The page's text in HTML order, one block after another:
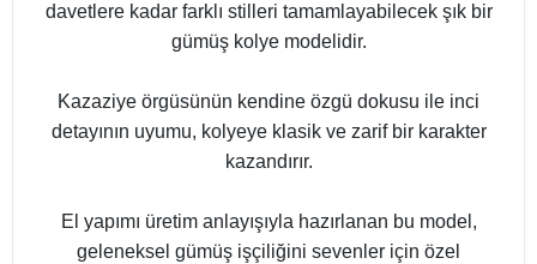
davetlere kadar farklı stilleri tamamlayabilecek şık bir
gümüş kolye modelidir.
Kazaziye örgüsünün kendine özgü dokusu ile inci
detayının uyumu, kolyeye klasik ve zarif bir karakter
kazandırır.
El yapımı üretim anlayışıyla hazırlanan bu model,
geleneksel gümüş işçiliğini sevenler için özel